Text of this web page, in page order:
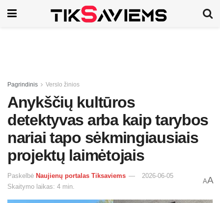
Pagrindinis Verslo žinios
Anykščių kultūros
detektyvas arba kaip tarybos
nariai tapo sėkmingiausiais
projektų laimėtojais
Paskelbė Naujienų portalas Tiksaviems
2026-06-05
Skaitymo laikas: 4 min.
AA